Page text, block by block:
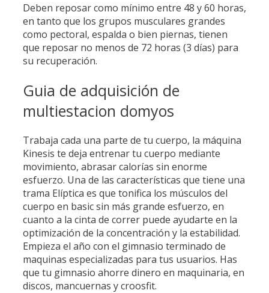
Deben reposar como mínimo entre 48 y 60 horas,
en tanto que los grupos musculares grandes
como pectoral, espalda o bien piernas, tienen
que reposar no menos de 72 horas (3 días) para
su recuperación.
Guia de adquisición de
multiestacion domyos
Trabaja cada una parte de tu cuerpo, la máquina
Kinesis te deja entrenar tu cuerpo mediante
movimiento, abrasar calorías sin enorme
esfuerzo. Una de las características que tiene una
trama Elíptica es que tonifica los músculos del
cuerpo en basic sin más grande esfuerzo, en
cuanto a la cinta de correr puede ayudarte en la
optimización de la concentración y la estabilidad.
Empieza el año con el gimnasio terminado de
maquinas especializadas para tus usuarios. Has
que tu gimnasio ahorre dinero en maquinaria, en
discos, mancuernas y croosfit.